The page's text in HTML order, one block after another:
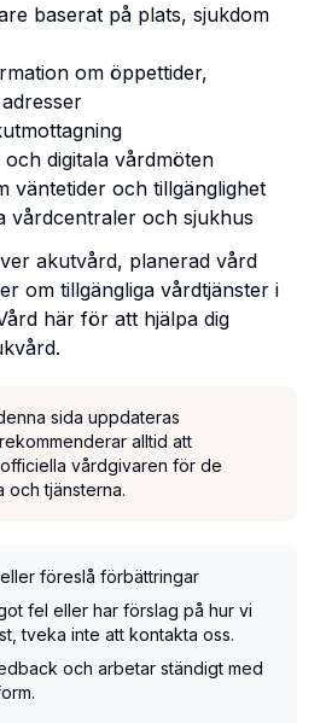
baserat på plats, sjukdom
om öppettider,
digitala vårdmöten
väntetider och tillgänglighet
vårdcentraler och sjukhus
akutvård, planerad vård
om tillgängliga vårdtjänster i
här för att hjälpa dig
sida uppdateras
alltid att
vårdgivaren för de
och tjänsterna.
föreslå förbättringar
fel eller har förslag på hur vi
tveka inte att kontakta oss.
och arbetar ständigt med